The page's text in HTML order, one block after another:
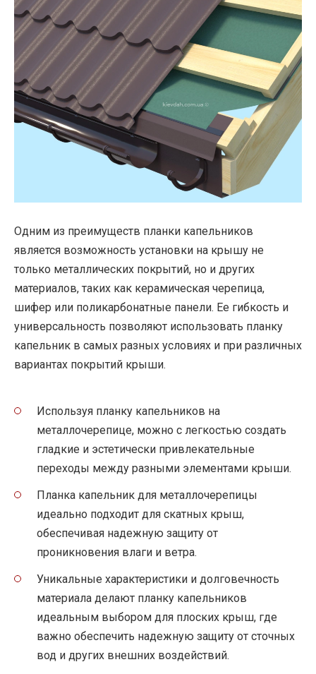
Одним из преимуществ планки капельников
является возможность установки на крышу не
только металлических покрытий, но и других
материалов, таких как керамическая черепица,
шифер или поликарбонатные панели. Ее гибкость и
универсальность позволяют использовать планку
капельник в самых разных условиях и при различных
вариантах покрытий крыши.
Используя планку капельников на
металлочерепице, можно с легкостью создать
гладкие и эстетически привлекательные
переходы между разными элементами крыши.
Планка капельник для металлочерепицы
идеально подходит для скатных крыш,
обеспечивая надежную защиту от
проникновения влаги и ветра.
Уникальные характеристики и долговечность
материала делают планку капельников
идеальным выбором для плоских крыш, где
важно обеспечить надежную защиту от сточных
вод и других внешних воздействий.